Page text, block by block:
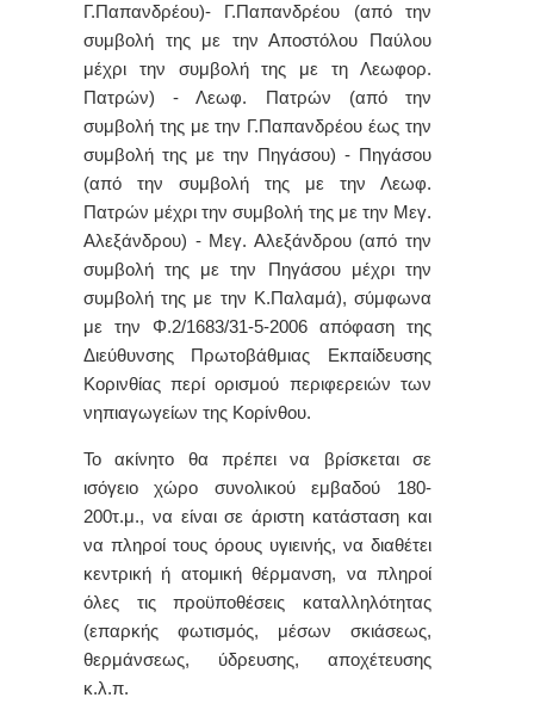
Γ.Παπανδρέου)- Γ.Παπανδρέου (από την
συμβολή της με την Αποστόλου Παύλου
μέχρι την συμβολή της με τη Λεωφορ.
Πατρών) - Λεωφ. Πατρών (από την
συμβολή της με την Γ.Παπανδρέου έως την
συμβολή της με την Πηγάσου) - Πηγάσου
(από την συμβολή της με την Λεωφ.
Πατρών μέχρι την συμβολή της με την Μεγ.
Αλεξάνδρου) - Μεγ. Αλεξάνδρου (από την
συμβολή της με την Πηγάσου μέχρι την
συμβολή της με την Κ.Παλαμά), σύμφωνα
με την Φ.2/1683/31-5-2006 απόφαση της
Διεύθυνσης Πρωτοβάθμιας Εκπαίδευσης
Κορινθίας περί ορισμού περιφερειών των
νηπιαγωγείων της Κορίνθου.
Το ακίνητο θα πρέπει να βρίσκεται σε
ισόγειο χώρο συνολικού εμβαδού 180-
200τ.μ., να είναι σε άριστη κατάσταση και
να πληροί τους όρους υγιεινής, να διαθέτει
κεντρική ή ατομική θέρμανση, να πληροί
όλες τις προϋποθέσεις καταλληλότητας
(επαρκής φωτισμός, μέσων σκιάσεως,
θερμάνσεως, ύδρευσης, αποχέτευσης
κ.λ.π.